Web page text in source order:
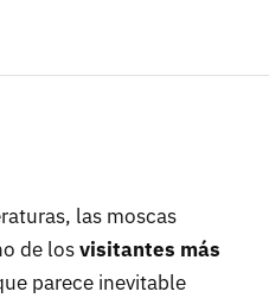
las moscas
de losvisitantes más
parece inevitable